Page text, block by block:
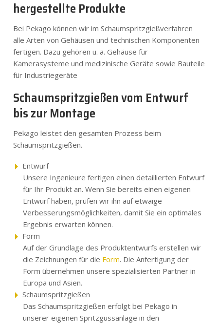
hergestellte Produkte
Bei Pekago können wir im Schaumspritzgießverfahren
alle Arten von Gehäusen und technischen Komponenten
fertigen. Dazu gehören u. a. Gehäuse für
Kamerasysteme und medizinische Geräte sowie Bauteile
für Industriegeräte
Schaumspritzgießen vom Entwurf
bis zur Montage
Pekago leistet den gesamten Prozess beim
Schaumspritzgießen.
Entwurf
Unsere Ingenieure fertigen einen detaillierten Entwurf
für Ihr Produkt an. Wenn Sie bereits einen eigenen
Entwurf haben, prüfen wir ihn auf etwaige
Verbesserungsmöglichkeiten, damit Sie ein optimales
Ergebnis erwarten können.
Form
Auf der Grundlage des Produktentwurfs erstellen wir
die Zeichnungen für die Form. Die Anfertigung der
Form übernehmen unsere spezialisierten Partner in
Europa und Asien.
Schaumspritzgießen
Das Schaumspritzgießen erfolgt bei Pekago in
unserer eigenen Spritzgussanlage in den